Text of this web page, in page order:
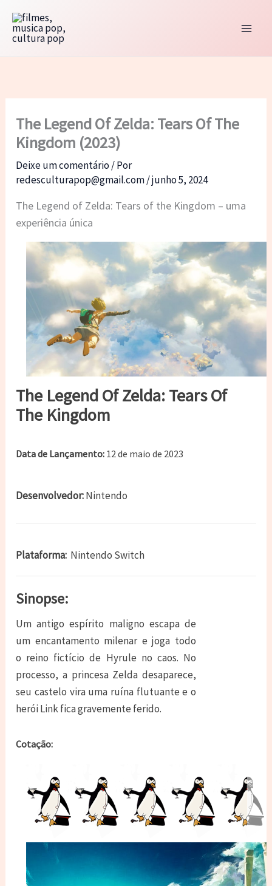
para
The Legend Of Zelda: Tears Of The
Kingdom (2023)
Deixe um comentário/ Por
redesculturapop@gmail.com/junho 5, 2024
The Legend of Zelda: Tears of the Kingdom – uma
experiência única
The Legend Of Zelda: Tears Of
The Kingdom
Data de Lançamento: 12 de maio de 2023
Desenvolvedor:Nintendo
Plataforma: Nintendo Switch
Sinopse:
Um antigo espírito maligno escapa de
um encantamento milenar e joga todo
o reino fictício de Hyrule no caos. No
processo, a princesa Zelda desaparece,
seu castelo vira uma ruína flutuante e o
herói Link fica gravemente ferido.
Cotação: